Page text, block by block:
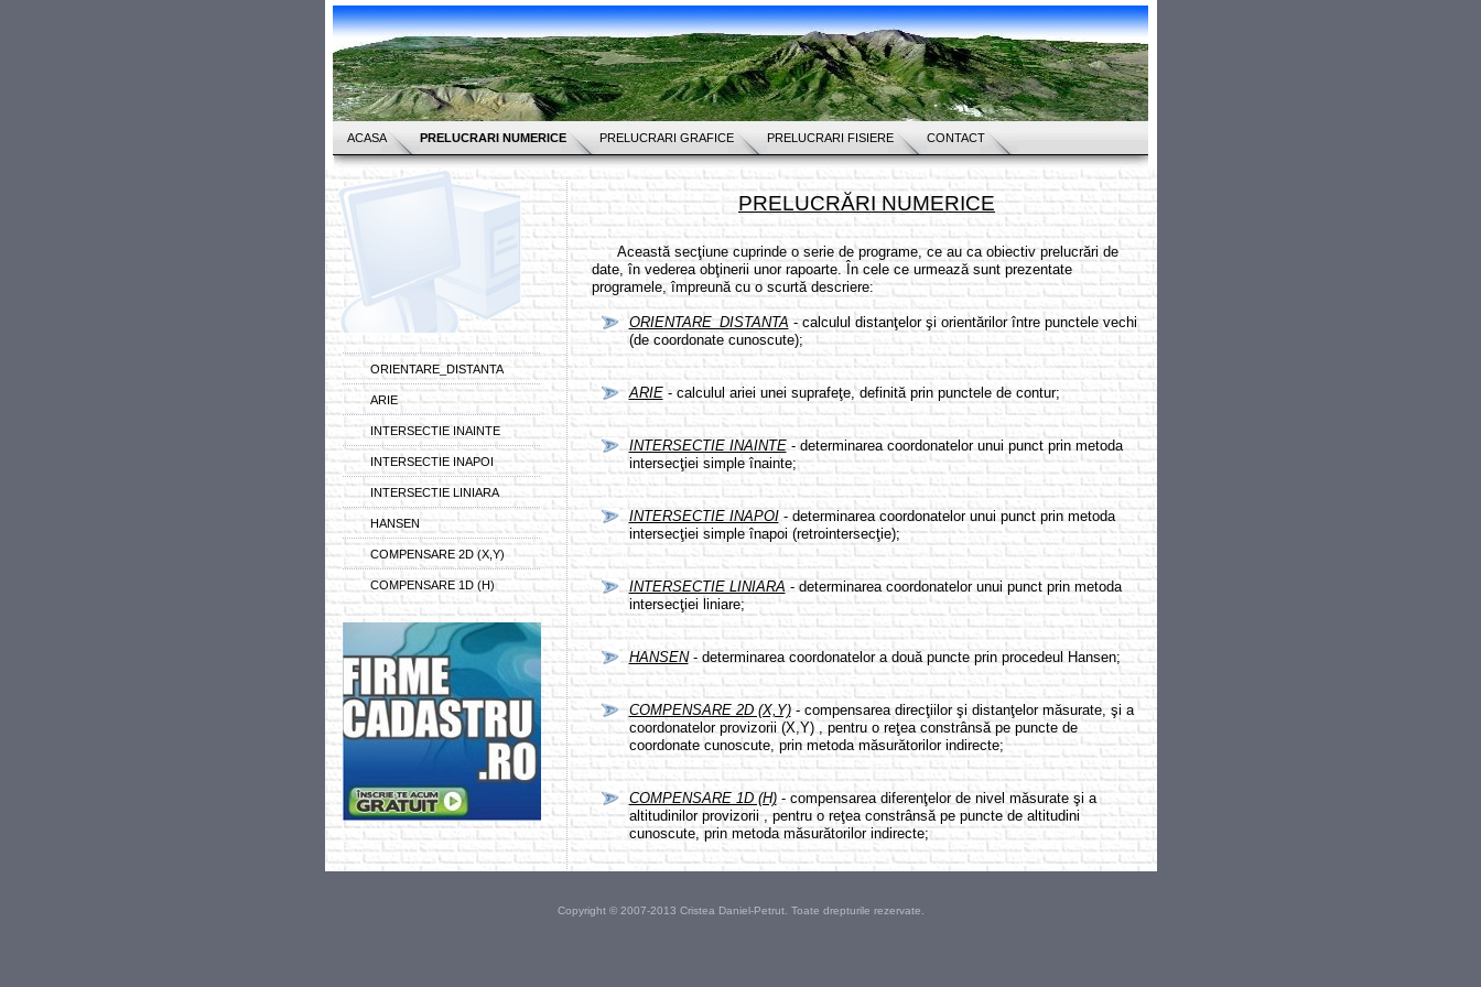
ACASA PRELUCRARI NUMERICE PRELUCRARI GRAFICE PRELUCRARI FISIERE CONTACT
ORIENTARE_DISTANTA
ARIE
INTERSECTIE INAINTE
INTERSECTIE INAPOI
INTERSECTIE LINIARA
HANSEN
COMPENSARE 2D (X,Y)
COMPENSARE 1D (H)
PRELUCRĂRI NUMERICE
Această secţiune cuprinde o serie de programe, ce au ca obiectiv prelucrări de
date, în vederea obţinerii unor rapoarte. În cele ce urmează sunt prezentate
programele, împreună cu o scurtă descriere:
ORIENTARE_DISTANTA - calculul distanţelor şi orientărilor între punctele vechi
(de coordonate cunoscute);
ARIE- calculul ariei unei suprafeţe, definită prin punctele de contur;
INTERSECTIE INAINTE- determinarea coordonatelor unui punct prin metoda
intersecţiei simple înainte;
INTERSECTIE INAPOI- determinarea coordonatelor unui punct prin metoda
intersecţiei simple înapoi (retrointersecţie);
INTERSECTIE LINIARA- determinarea coordonatelor unui punct prin metoda
intersecţiei liniare;
HANSEN- determinarea coordonatelor a două puncte prin procedeul Hansen;
COMPENSARE 2D (X,Y)- compensarea direcţiilor şi distanţelor măsurate, şi a
coordonatelor provizorii (X,Y) , pentru o reţea constrânsă pe puncte de
coordonate cunoscute, prin metoda măsurătorilor indirecte;
COMPENSARE 1D (H)- compensarea diferenţelor de nivel măsurate şi a
altitudinilor provizorii , pentru o reţea constrânsă pe puncte de altitudini
cunoscute, prin metoda măsurătorilor indirecte;
Copyright © 2007-2013 Cristea Daniel-Petrut. Toate drepturile rezervate.